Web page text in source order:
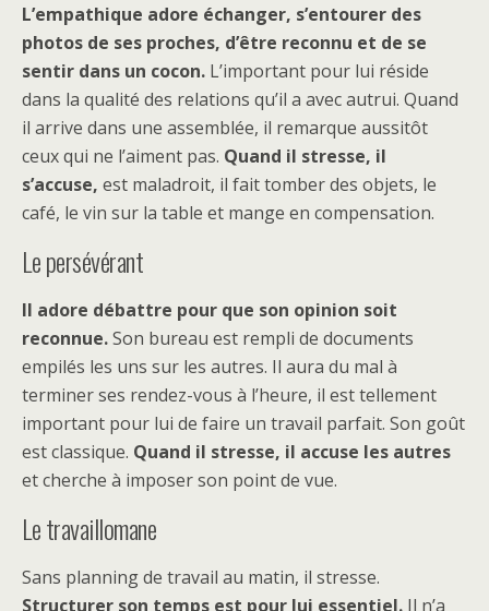
L’empathique adore échanger, s’entourer des
photos de ses proches, d’être reconnu et de se
sentir dans un cocon. L’important pour lui réside
dans la qualité des relations qu’il a avec autrui. Quand
il arrive dans une assemblée, il remarque aussitôt
ceux qui ne l’aiment pas. Quand il stresse, il
s’accuse, est maladroit, il fait tomber des objets, le
café, le vin sur la table et mange en compensation.
Le persévérant
Il adore débattre pour que son opinion soit
reconnue.Son bureau est rempli de documents
empilés les uns sur les autres. Il aura du mal à
terminer ses rendez-vous à l’heure, il est tellement
important pour lui de faire un travail parfait. Son goût
est classique. Quand il stresse, il accuse les autres
et cherche à imposer son point de vue.
Le travaillomane
Sans planning de travail au matin, il stresse.
Structurer son temps est pour lui essentiel. Il n’a